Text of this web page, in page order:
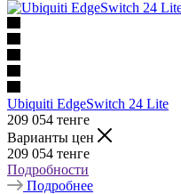
Ubiquiti EdgeSwitch 24 Lite
209 054 тенге
Варианты цен
209 054 тенге
Подробности
Подробнее